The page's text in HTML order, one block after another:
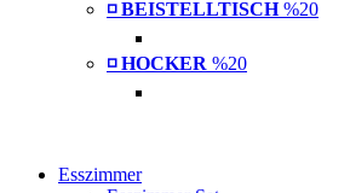
◽ BEISTELLTISCH %20
◽ HOCKER %20
Esszimmer